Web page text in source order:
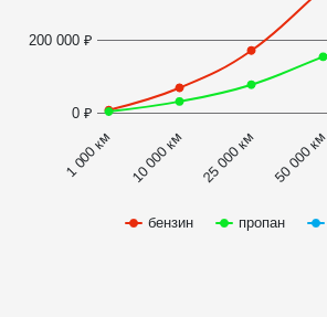
бензин пропан
1 000 км 10 000 км 25 000 км 50 000 км
0 ₽
200 000 ₽